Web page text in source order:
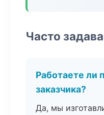
Часто
Работаете ли
заказчика?
Да, мы